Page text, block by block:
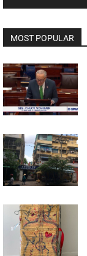
MOST POPULAR